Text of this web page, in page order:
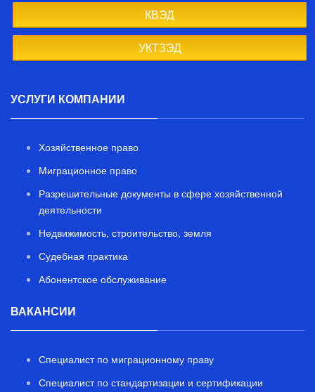
КВЭД
УКТЗЭД
УСЛУГИ КОМПАНИИ
Хозяйственное право
Миграционное право
Разрешительные документы в сфере хозяйственной
деятельности
Недвижимость, строительство, земля
Судебная практика
Абонентское обслуживание
ВАКАНСИИ
Специалист по миграционному праву
Специалист по стандартизации и сертификации